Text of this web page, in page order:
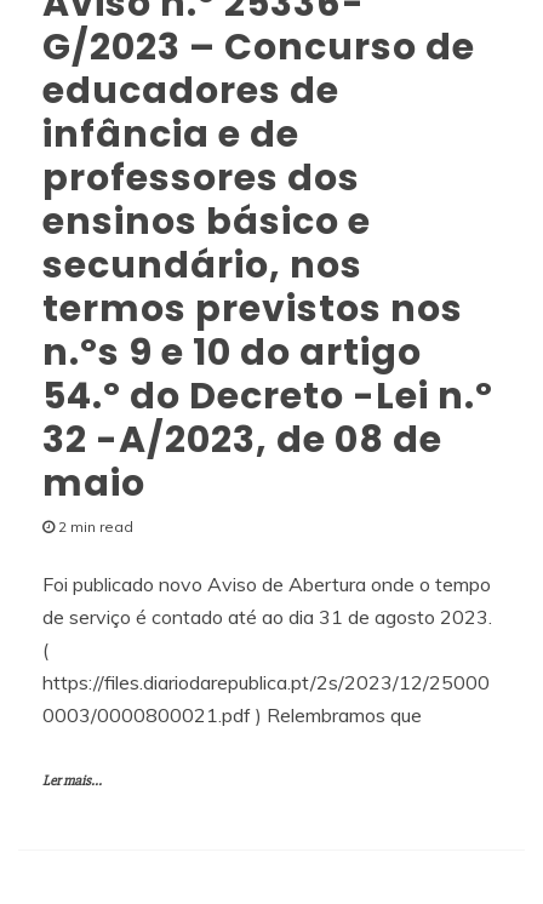
G/2023 – Concurso de
educadores de
infância e de
professores dos
ensinos básico e
secundário, nos
termos previstos nos
n.ºs 9 e 10 do artigo
54.º do Decreto -Lei n.º
32 -A/2023, de 08 de
maio
2 min read
Foi publicado novo Aviso de Abertura onde o tempo
de serviço é contado até ao dia 31 de agosto 2023.
(
https://files.diariodarepublica.pt/2s/2023/12/25000
0003/0000800021.pdf ) Relembramos que
Ler mais...